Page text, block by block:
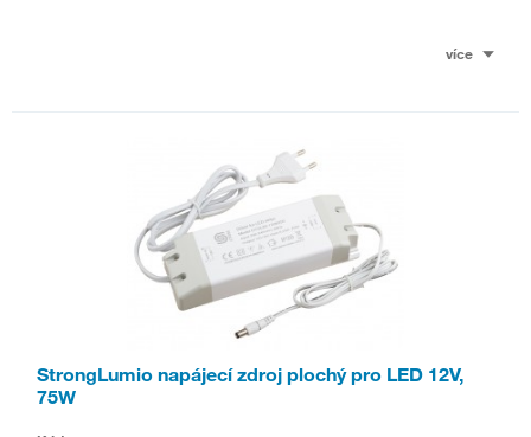
více
StrongLumio napájecí zdroj plochý pro LED 12V,
75W